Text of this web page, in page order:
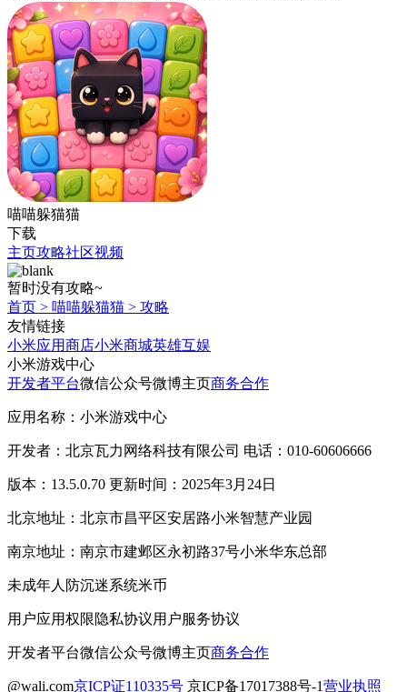
喵喵躲猫猫
下载
主页攻略社区视频
暂时没有攻略~
首页 > 喵喵躲猫猫 > 攻略
友情链接
小米应用商店小米商城英雄互娱
小米游戏中心
开发者平台微信公众号微博主页商务合作
应用名称：小米游戏中心
开发者：北京瓦力网络科技有限公司 电话：010-60606666
版本：13.5.0.70 更新时间：2025年3月24日
北京地址：北京市昌平区安居路小米智慧产业园
南京地址：南京市建邺区永初路37号小米华东总部
未成年人防沉迷系统米币
用户应用权限隐私协议用户服务协议
开发者平台微信公众号微博主页商务合作
@wali.com京ICP证110335号 京ICP备17017388号-1营业执照